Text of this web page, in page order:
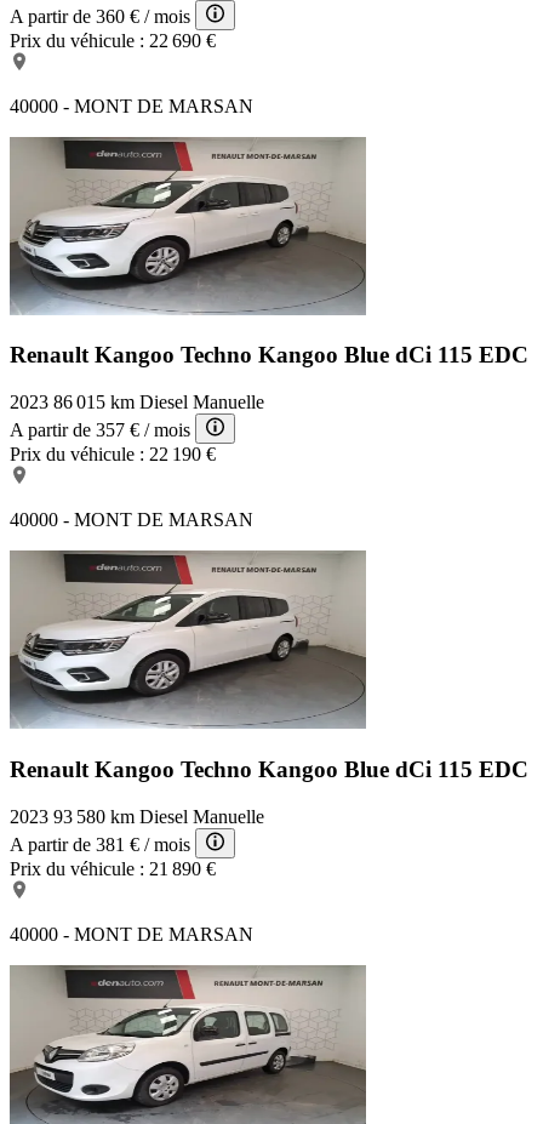
A partir de 360 € / mois
Prix du véhicule : 22 690 €
40000 - MONT DE MARSAN
Renault Kangoo Techno Kangoo Blue dCi 115 EDC
2023 86 015 km Diesel Manuelle
A partir de 357 € / mois
Prix du véhicule : 22 190 €
40000 - MONT DE MARSAN
Renault Kangoo Techno Kangoo Blue dCi 115 EDC
2023 93 580 km Diesel Manuelle
A partir de 381 € / mois
Prix du véhicule : 21 890 €
40000 - MONT DE MARSAN